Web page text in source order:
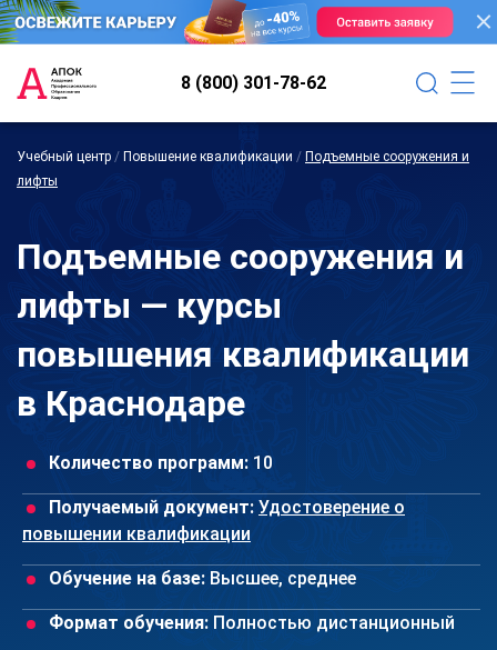
8 (800) 301-78-62
Учебный центр / Повышение квалификации / Подъемные сооружения и
лифты
Подъемные сооружения и
лифты — курсы
повышения квалификации
в Краснодаре
Количество программ: 10
Получаемый документ: Удостоверение о
повышении квалификации
Обучение на базе: Высшее, среднее
Формат обучения: Полностью дистанционный